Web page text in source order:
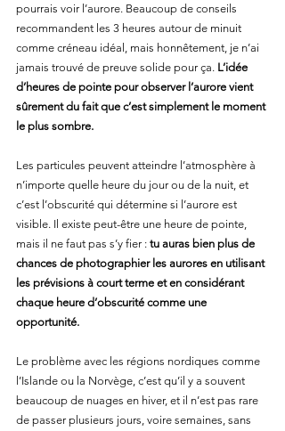
pourrais voir l’aurore. Beaucoup de conseils
recommandent les 3 heures autour de minuit
comme créneau idéal, mais honnêtement, je n’ai
jamais trouvé de preuve solide pour ça. L’idée
d’heures de pointe pour observer l’aurore vient
sûrement du fait que c’est simplement le moment
le plus sombre.
Les particules peuvent atteindre l’atmosphère à
n’importe quelle heure du jour ou de la nuit, et
c’est l’obscurité qui détermine si l’aurore est
visible. Il existe peut-être une heure de pointe,
mais il ne faut pas s’y fier : tu auras bien plus de
chances de photographier les aurores en utilisant
les prévisions à court terme et en considérant
chaque heure d’obscurité comme une
opportunité.
Le problème avec les régions nordiques comme
l’Islande ou la Norvège, c’est qu’il y a souvent
beaucoup de nuages en hiver, et il n’est pas rare
de passer plusieurs jours, voire semaines, sans